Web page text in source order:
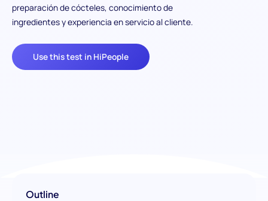
preparación de cócteles, conocimiento de
ingredientes y experiencia en servicio al cliente.
Use this test in HiPeople
Outline